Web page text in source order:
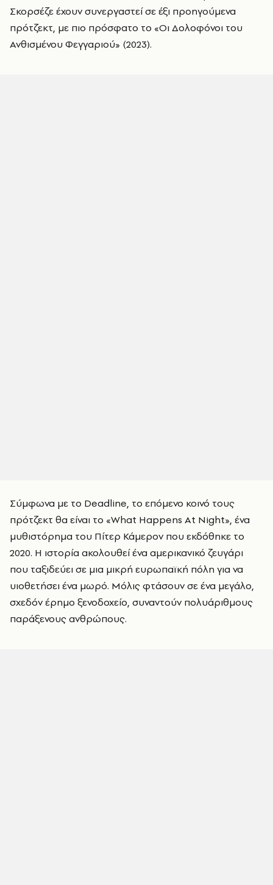
Σκορσέζε έχουν συνεργαστεί σε έξι προηγούμενα
πρότζεκτ, με πιο πρόσφατο το «Οι Δολοφόνοι του
Ανθισμένου Φεγγαριού» (2023).
Σύμφωνα με το Deadline, το επόμενο κοινό τους
πρότζεκτ θα είναι το «What Happens At Night», ένα
μυθιστόρημα του Πίτερ Κάμερον που εκδόθηκε το
2020. Η ιστορία ακολουθεί ένα αμερικανικό ζευγάρι
που ταξιδεύει σε μια μικρή ευρωπαϊκή πόλη για να
υιοθετήσει ένα μωρό. Μόλις φτάσουν σε ένα μεγάλο,
σχεδόν έρημο ξενοδοχείο, συναντούν πολυάριθμους
παράξενους ανθρώπους.